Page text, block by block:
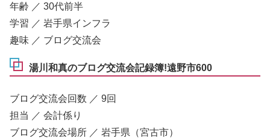
年齢 ／ 30代前半
学習 ／ 岩手県インフラ
趣味 ／ ブログ交流会
湯川和真のブログ交流会記録簿!遠野市600
ブログ交流会回数 ／ 9回
担当 ／ 会計係り
ブログ交流会場所 ／ 岩手県（宮古市）